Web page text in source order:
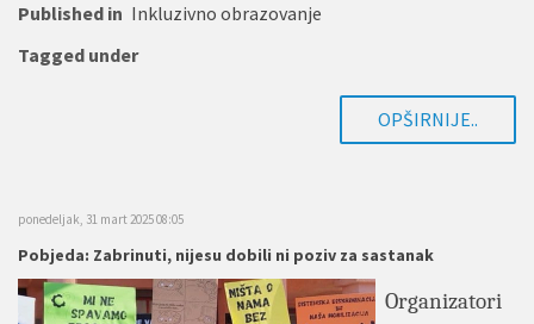
Published in Inkluzivno obrazovanje
Tagged under
OPŠIRNIJE..
ponedeljak, 31 mart 2025 08:05
Pobjeda: Zabrinuti, nijesu dobili ni poziv za sastanak
Organizatori